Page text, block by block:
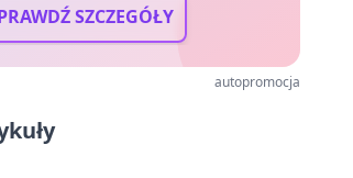
SZCZEGÓŁY
autopromocja